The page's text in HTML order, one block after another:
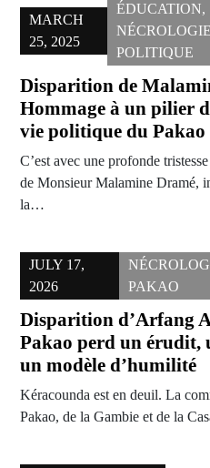
MARCH
25, 2025
ÉDUCATION,
NÉCROLOGIE
POLITIQUE
Disparition de
Hommage à un pilier
vie politique du Pakao
C’est avec une profonde
de Monsieur Malamine Dramé,
la…
JULY 17,
2026
PAKAO
Disparition d’Arfang
Pakao perd un érudit,
un modèle d’humilité
Kéracounda est en deuil. La
Pakao, de la Gambie et de la